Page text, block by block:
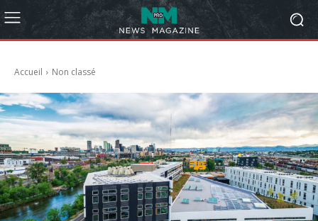
Accueil Non classé